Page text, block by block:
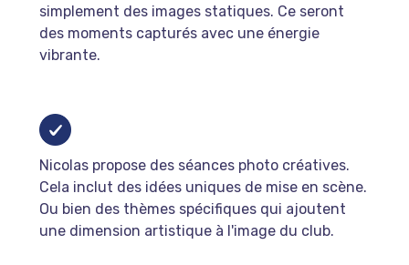
simplement des images statiques. Ce seront
des moments capturés avec une énergie
vibrante.
Nicolas propose des séances photo créatives.
Cela inclut des idées uniques de mise en scène.
Ou bien des thèmes spécifiques qui ajoutent
une dimension artistique à l'image du club.